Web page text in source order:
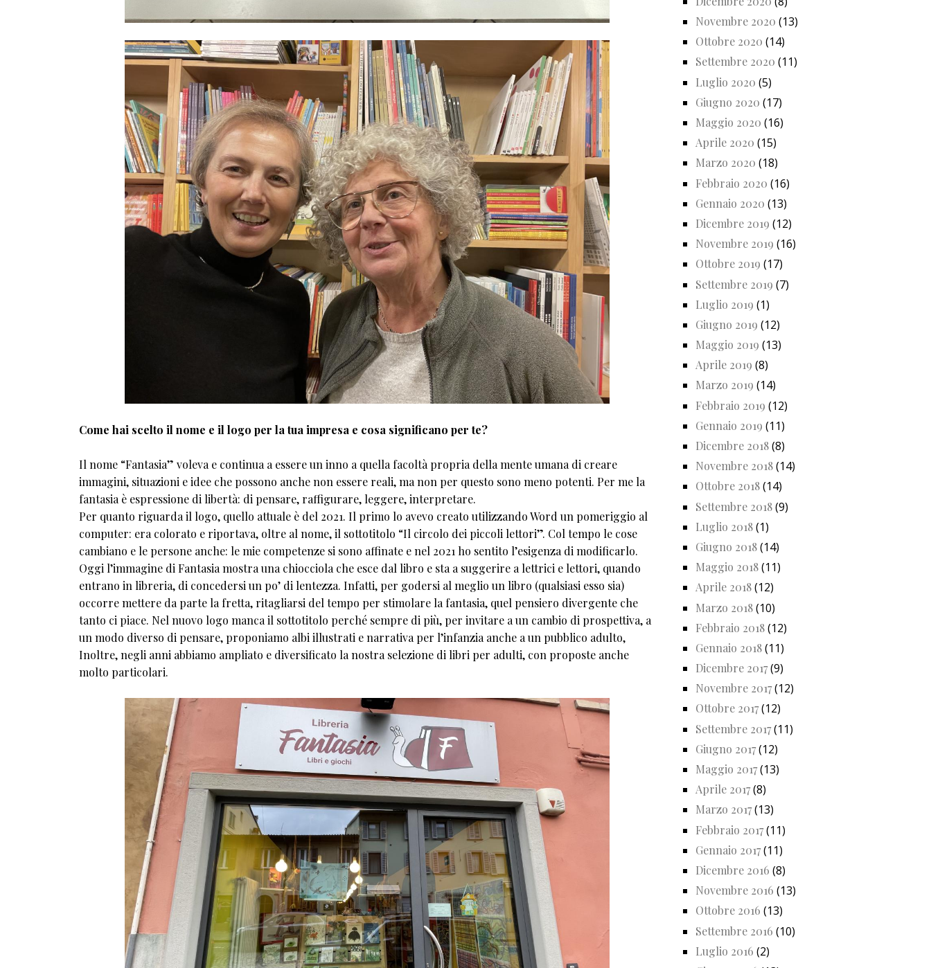
Come hai scelto il nome e il logo per la tua impresa e cosa significano per te?
Il nome “Fantasia” voleva e continua a essere un inno a quella facoltà propria della mente umana di creare
immagini, situazioni e idee che possono anche non essere reali, ma non per questo sono meno potenti. Per me la
fantasia è espressione di libertà: di pensare, raffigurare, leggere, interpretare.
Per quanto riguarda il logo, quello attuale è del 2021. Il primo lo avevo creato utilizzando Word un pomeriggio al
computer: era colorato e riportava, oltre al nome, il sottotitolo “Il circolo dei piccoli lettori”. Col tempo le cose
cambiano e le persone anche: le mie competenze si sono affinate e nel 2021 ho sentito l’esigenza di modificarlo.
Oggi l’immagine di Fantasia mostra una chiocciola che esce dal libro e sta a suggerire a lettrici e lettori, quando
entrano in libreria, di concedersi un po’ di lentezza. Infatti, per godersi al meglio un libro (qualsiasi esso sia)
occorre mettere da parte la fretta, ritagliarsi del tempo per stimolare la fantasia, quel pensiero divergente che
tanto ci piace. Nel nuovo logo manca il sottotitolo perché sempre di più, per invitare a un cambio di prospettiva, a
un modo diverso di pensare, proponiamo albi illustrati e narrativa per l’infanzia anche a un pubblico adulto,
Inoltre, negli anni abbiamo ampliato e diversificato la nostra selezione di libri per adulti, con proposte anche
molto particolari.
Novembre 2020 (13)
Ottobre 2020 (14)
Settembre 2020 (11)
Luglio 2020 (5)
Giugno 2020 (17)
Maggio 2020 (16)
Aprile 2020 (15)
Marzo 2020 (18)
Febbraio 2020 (16)
Gennaio 2020 (13)
Dicembre 2019 (12)
Novembre 2019 (16)
Ottobre 2019 (17)
Settembre 2019 (7)
Luglio 2019 (1)
Giugno 2019 (12)
Maggio 2019 (13)
Aprile 2019 (8)
Marzo 2019 (14)
Febbraio 2019 (12)
Gennaio 2019 (11)
Dicembre 2018(8)
Novembre 2018(14)
Ottobre 2018(14)
Settembre 2018(9)
Luglio 2018(1)
Giugno 2018(14)
Maggio 2018(11)
Aprile 2018(12)
Marzo 2018(10)
Febbraio 2018(12)
Gennaio 2018(11)
Dicembre 2017(9)
Novembre 2017(12)
Ottobre 2017(12)
Settembre 2017(11)
Giugno 2017(12)
Maggio 2017(13)
Aprile 2017(8)
Marzo 2017(13)
Febbraio 2017(11)
Gennaio 2017(11)
Dicembre 2016 (8)
Novembre 2016 (13)
Ottobre 2016 (13)
Settembre 2016 (10)
Luglio 2016 (2)